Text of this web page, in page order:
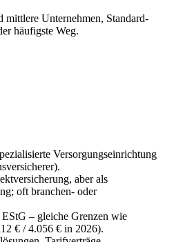
mittlere Unternehmen, Standard-
häufigste Weg.
Versorgungseinrichtung
aber als
oft branchen- oder
– gleiche Grenzen wie
€ / 4.056 € in 2026).